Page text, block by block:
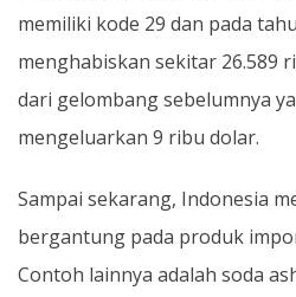
memiliki kode 29 dan pada
menghabiskan sekitar 26.589
dari gelombang sebelumnya
mengeluarkan 9 ribu dolar.
Sampai sekarang, Indonesia
bergantung pada produk
Contoh lainnya adalah soda